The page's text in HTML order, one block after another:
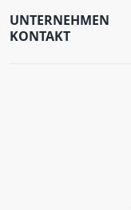
UNTERNEHMEN
KONTAKT